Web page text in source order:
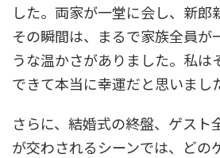
した。両家が一堂に会し、新郎
その瞬間は、まるで家族全員が
うな温かさがありました。私は
できて本当に幸運だと思いまし
さらに、結婚式の終盤、ゲスト
が交わされるシーンでは、どの